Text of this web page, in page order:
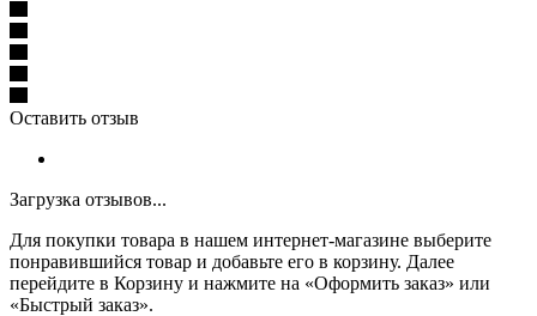
Оставить отзыв
Загрузка отзывов...
Для покупки товара в нашем интернет-магазине выберите
понравившийся товар и добавьте его в корзину. Далее
перейдите в Корзину и нажмите на «Оформить заказ» или
«Быстрый заказ».